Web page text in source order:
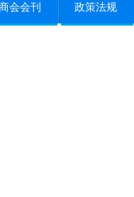
会会刊 政策法规